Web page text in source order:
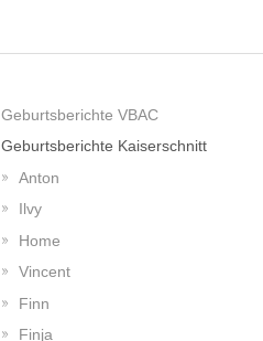
Geburtsberichte VBAC
Geburtsberichte Kaiserschnitt
Anton
Ilvy
Home
Vincent
Finn
Finja